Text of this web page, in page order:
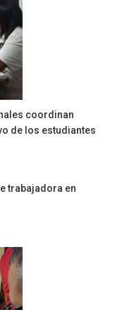
coordinan
de los estudiantes
trabajadora en